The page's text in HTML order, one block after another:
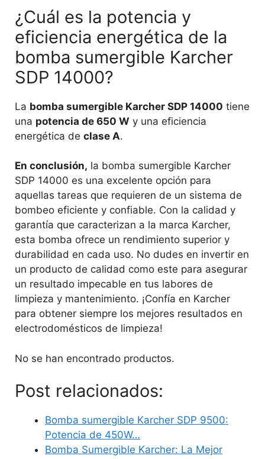
¿Cuál es la potencia y
eficiencia energética de la
bomba sumergible Karcher
SDP 14000?
La bomba sumergible Karcher SDP 14000 tiene
una potencia de 650 W y una eficiencia
energética de clase A.
En conclusión, la bomba sumergible Karcher
SDP 14000 es una excelente opción para
aquellas tareas que requieren de un sistema de
bombeo eficiente y confiable. Con la calidad y
garantía que caracterizan a la marca Karcher,
esta bomba ofrece un rendimiento superior y
durabilidad en cada uso. No dudes en invertir en
un producto de calidad como este para asegurar
un resultado impecable en tus labores de
limpieza y mantenimiento. ¡Confía en Karcher
para obtener siempre los mejores resultados en
electrodomésticos de limpieza!
No se han encontrado productos.
Post relacionados:
Bomba sumergible Karcher SDP 9500:
Potencia de 450W…
Bomba Sumergible Karcher: La Mejor